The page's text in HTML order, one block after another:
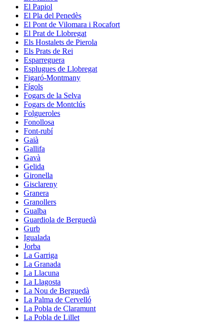
El Papiol
El Pla del Penedès
El Pont de Vilomara i Rocafort
El Prat de Llobregat
Els Hostalets de Pierola
Els Prats de Rei
Esparreguera
Esplugues de Llobregat
Figaró-Montmany
Fígols
Fogars de la Selva
Fogars de Montclús
Folgueroles
Fonollosa
Font-rubí
Gaià
Gallifa
Gavà
Gelida
Gironella
Gisclareny
Granera
Granollers
Gualba
Guardiola de Berguedà
Gurb
Igualada
Jorba
La Garriga
La Granada
La Llacuna
La Llagosta
La Nou de Berguedà
La Palma de Cervelló
La Pobla de Claramunt
La Pobla de Lillet